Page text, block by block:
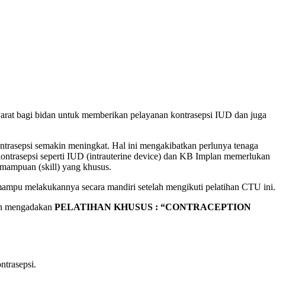
bagi bidan untuk memberikan pelayanan kontrasepsi IUD dan juga
semakin meningkat. Hal ini mengakibatkan perlunya tenaga
seperti IUD (intrauterine device) dan KB Implan memerlukan
(skill) yang khusus.
melakukannya secara mandiri setelah mengikuti pelatihan CTU ini.
mengadakan PELATIHAN KHUSUS : “CONTRACEPTION